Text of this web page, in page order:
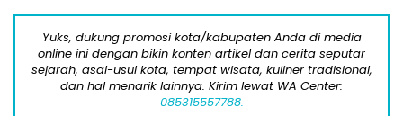
Yuks, dukung promosi kota/kabupaten Anda di media
online ini dengan bikin konten artikel dan cerita seputar
sejarah, asal-usul kota, tempat wisata, kuliner tradisional,
dan hal menarik lainnya. Kirim lewat WA Center:
085315557788.